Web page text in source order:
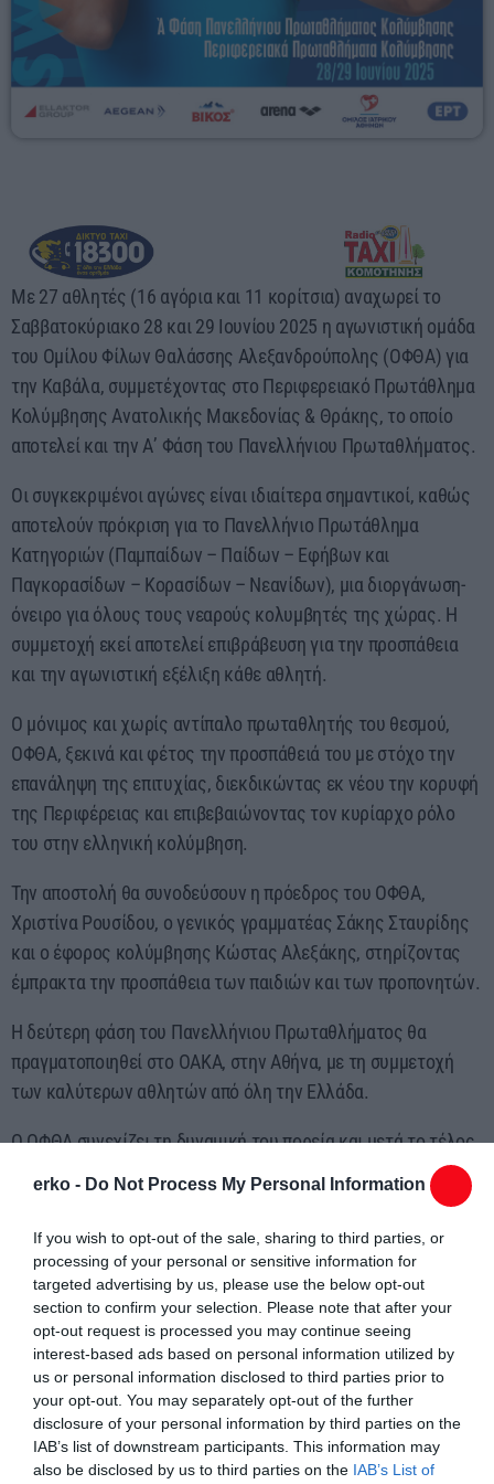
erko - Do Not Process My Personal Information
If you wish to opt-out of the sale, sharing to third parties, or
processing of your personal or sensitive information for
targeted advertising by us, please use the below opt-out
section to confirm your selection. Please note that after your
opt-out request is processed you may continue seeing
interest-based ads based on personal information utilized by
us or personal information disclosed to third parties prior to
your opt-out. You may separately opt-out of the further
disclosure of your personal information by third parties on the
IAB’s list of downstream participants. This information may
also be disclosed by us to third parties on the IAB’s List of
06:00 - 08:00
Με 27 αθλητές (16 αγόρια και 11 κορίτσια) αναχωρεί το
Σαββατοκύριακο 28 και 29 Ιουνίου 2025 η αγωνιστική ομάδα
του Ομίλου Φίλων Θαλάσσης Αλεξανδρούπολης (ΟΦΘΑ) για
την Καβάλα, συμμετέχοντας στο Περιφερειακό Πρωτάθλημα
Κολύμβησης Ανατολικής Μακεδονίας & Θράκης, το οποίο
αποτελεί και την Α’ Φάση του Πανελλήνιου Πρωταθλήματος.
Οι συγκεκριμένοι αγώνες είναι ιδιαίτερα σημαντικοί, καθώς
αποτελούν πρόκριση για το Πανελλήνιο Πρωτάθλημα
Κατηγοριών (Παμπαίδων – Παίδων – Εφήβων και
Παγκορασίδων – Κορασίδων – Νεανίδων), μια διοργάνωση-
όνειρο για όλους τους νεαρούς κολυμβητές της χώρας. Η
συμμετοχή εκεί αποτελεί επιβράβευση για την προσπάθεια
και την αγωνιστική εξέλιξη κάθε αθλητή.
Ο μόνιμος και χωρίς αντίπαλο πρωταθλητής του θεσμού,
ΟΦΘΑ, ξεκινά και φέτος την προσπάθειά του με στόχο την
επανάληψη της επιτυχίας, διεκδικώντας εκ νέου την κορυφή
της Περιφέρειας και επιβεβαιώνοντας τον κυρίαρχο ρόλο
του στην ελληνική κολύμβηση.
Την αποστολή θα συνοδεύσουν η πρόεδρος του ΟΦΘΑ,
Χριστίνα Ρουσίδου, ο γενικός γραμματέας Σάκης Σταυρίδης
και ο έφορος κολύμβησης Κώστας Αλεξάκης, στηρίζοντας
έμπρακτα την προσπάθεια των παιδιών και των προπονητών.
Η δεύτερη φάση του Πανελλήνιου Πρωταθλήματος θα
πραγματοποιηθεί στο ΟΑΚΑ, στην Αθήνα, με τη συμμετοχή
των καλύτερων αθλητών από όλη την Ελλάδα.
Ο ΟΦΘΑ συνεχίζει τη δυναμική του πορεία και μετά το τέλος
των αγωνιστικών υποχρεώσεων, με ανανεωμένο
προπονητικό επιτελείο, αλλά με το ίδιο πάθος και την ίδια
προσήλωση στην εξέλιξη των αθλητών. Η κολύμβηση στην
Αλεξανδρούπολη παραμένει σε υψηλό επίπεδο, χάρη στην
αφοσίωση και τις αξίες που καλλιεργούνται διαχρονικά.
Οι εγγραφές και επανεγγραφές για τη νέα αγωνιστική
περίοδο θα ξεκινήσουν λίγο μετά τον Δεκαπενταύγουστο.
ΟΦΘΑ – Πάντα μπροστά, πάντα στην κορυφή!
Χριστίνα Ρουσσίδου